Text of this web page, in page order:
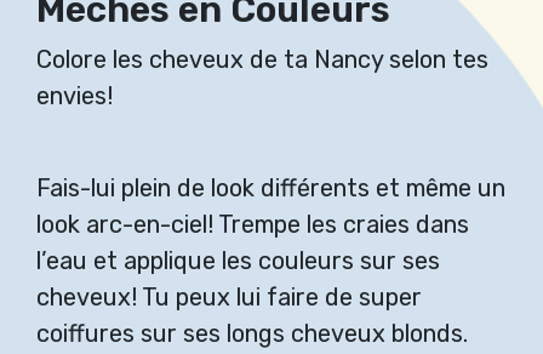
Mèches en Couleurs
Colore les cheveux de ta Nancy selon tes
envies!
Fais-lui plein de look différents et même un
look arc-en-ciel! Trempe les craies dans
l’eau et applique les couleurs sur ses
cheveux! Tu peux lui faire de super
coiffures sur ses longs cheveux blonds.